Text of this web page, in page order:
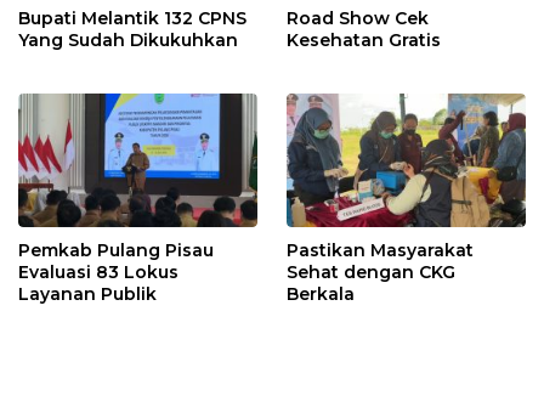
Bupati Melantik 132 CPNS
Yang Sudah Dikukuhkan
Road Show Cek
Kesehatan Gratis
Pemkab Pulang Pisau
Evaluasi 83 Lokus
Layanan Publik
Pastikan Masyarakat
Sehat dengan CKG
Berkala